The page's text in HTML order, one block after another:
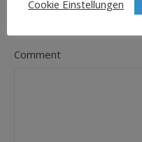
Comment
Cookie Einstellungen